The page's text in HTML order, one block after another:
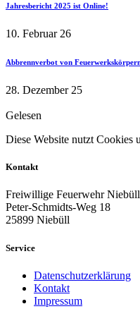
Jahresbericht 2025 ist Online!
10. Februar 26
Abbrennverbot von
28. Dezember 25
Gelesen
Diese Website nutzt Cookies
Kontakt
Freiwillige Feuerwehr
Peter-Schmidts-Weg 18
25899 Niebüll
Service
Datenschutzerklärung
Kontakt
Impressum